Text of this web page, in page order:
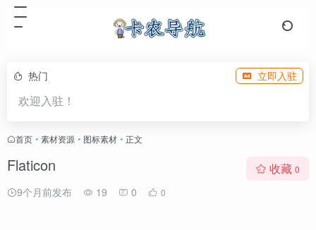
热门 立即入驻
欢迎入驻！
首页 • 素材资源 • 图标素材 • 正文
Flaticon
9个月前发布 19 0 0
收藏 0